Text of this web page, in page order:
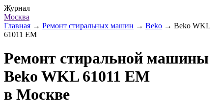
Журнал
Москва
Главная → Ремонт стиральных машин → Beko → Beko WKL
61011 EM
Ремонт стиральной машины
Beko WKL 61011 EM
в Москве